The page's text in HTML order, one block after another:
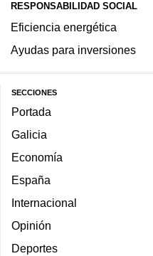
RESPONSABILIDAD SOCIAL
Eficiencia energética
Ayudas para inversiones
SECCIONES
Portada
Galicia
Economía
España
Internacional
Opinión
Deportes